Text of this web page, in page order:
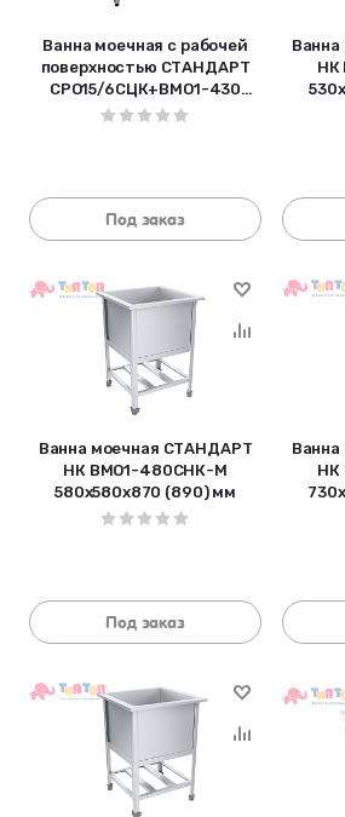
Ванна моечная с рабочей
поверхностью СТАНДАРТ
СРО15/6СЦК+ВМО1-430
каркас оцинк.,
Под заказ
НК
Ванна моечная СТАНДАРТ
НК ВМО1-480СНК-М
580х580х870 (890) мм
Под заказ
НК